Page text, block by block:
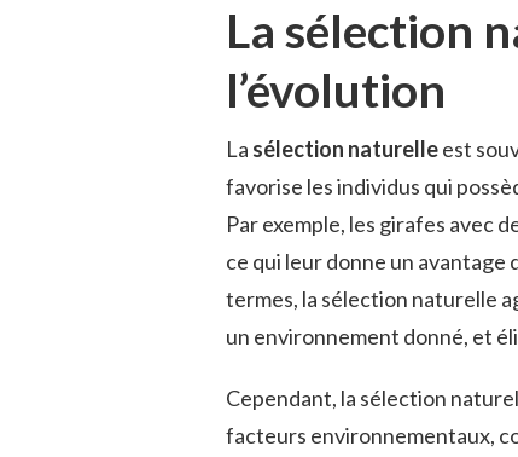
La sélection
l’évolution
La sélection naturelleest
favorise les individus qui
Par exemple, les girafes avec
ce qui leur donne un avantage
termes, la sélection naturelle
un environnement donné, et
Cependant, la sélection
facteurs environnementaux,